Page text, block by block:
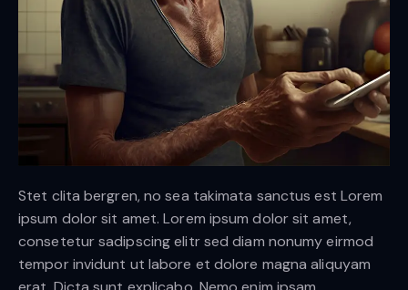
Stet clita bergren, no sea takimata sanctus est Lorem
ipsum dolor sit amet. Lorem ipsum dolor sit amet,
consetetur sadipscing elitr sed diam nonumy eirmod
tempor invidunt ut labore et dolore magna aliquyam